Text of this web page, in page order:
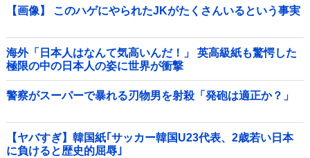
【画像】 このハゲにやられたJKがたくさんいるという事実
海外「日本人はなんて気高いんだ！」 英高級紙も驚愕した
極限の中の日本人の姿に世界が衝撃
警察がスーパーで暴れる刃物男を射殺「発砲は適正か？」
【ヤバすぎ】韓国紙｢サッカー韓国U23代表、2歳若い日本
に負けると歴史的屈辱｣